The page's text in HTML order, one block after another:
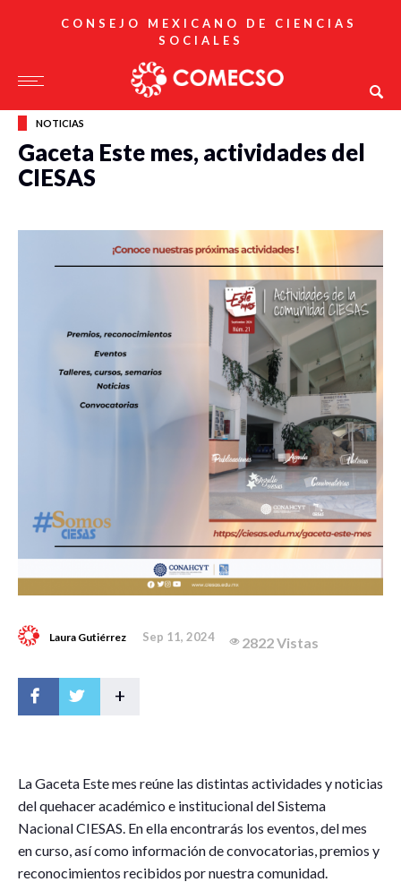
CONSEJO MEXICANO DE CIENCIAS
SOCIALES
NOTICIAS
Gaceta Este mes, actividades del
CIESAS
Laura Gutiérrez Sep 11, 2024 2822 Vistas
+
La Gaceta Este mes reúne las distintas actividades y noticias
del quehacer académico e institucional del Sistema
Nacional CIESAS. En ella encontrarás los eventos, del mes
en curso, así como información de convocatorias, premios y
reconocimientos recibidos por nuestra comunidad.